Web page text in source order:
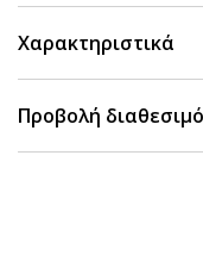
Χαρακτηριστικά
Προβολή